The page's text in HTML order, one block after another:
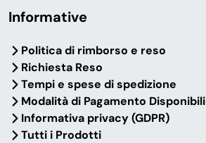
Informative
Politica di rimborso e reso
Richiesta Reso
Tempi e spese di spedizione
Modalità di Pagamento Disponibili
Informativa privacy (GDPR)
Tutti i Prodotti